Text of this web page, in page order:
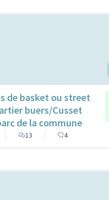
de basket ou street
buers/Cusset
de la commune
13 4